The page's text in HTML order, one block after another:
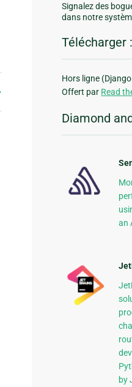
Signalez des
dans notre
Télécharger :
Hors ligne
Offert par Read
Diamond
an
by